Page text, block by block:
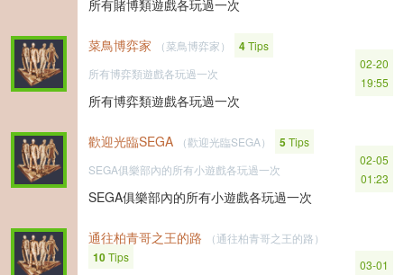
所有賭博類遊戲各玩過一次
菜鳥博弈家 （菜鳥博弈家） 4Tips
所有博弈類遊戲各玩過一次
所有博弈類遊戲各玩過一次
02-20
19:55
歡迎光臨SEGA （歡迎光臨SEGA） 5Tips
SEGA俱樂部內的所有小遊戲各玩過一次
SEGA俱樂部內的所有小遊戲各玩過一次
02-05
01:23
通往柏青哥之王的路 （通往柏青哥之王的路）
10Tips
03-01